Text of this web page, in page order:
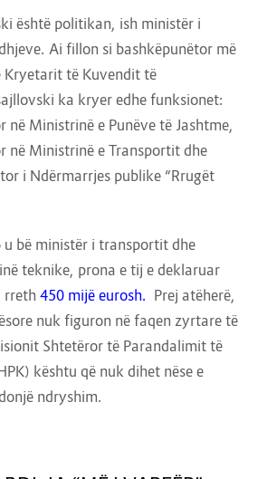
është politikan, ish ministër i
Ai fillon si bashkëpunëtor më
Kryetarit të Kuvendit të
ka kryer edhe funksionet:
në Ministrinë e Punëve të Jashtme,
në Ministrinë e Transportit dhe
i Ndërmarrjes publike “Rrugët
u bë ministër i transportit dhe
teknike, prona e tij e deklaruar
rreth 450 mijë eurosh. Prej atëherë,
nuk figuron në faqen zyrtare të
Shtetëror të Parandalimit të
kështu që nuk dihet nëse e
ndryshim.